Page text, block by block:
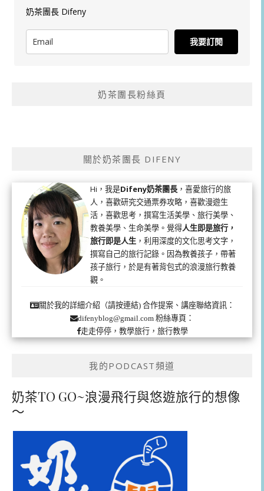
奶茶團長 Difeny
我要訂閱
奶茶團長粉絲頁
關於奶茶團長 DIFENY
Hi，我是Difeny奶茶團長 ，喜愛旅行的旅
人，喜歡研究交通票券攻略，喜歡漫遊生
活，喜歡思考，撰寫生活美學、旅行美學、
教養美學、生命美學。覺得人生即是旅行，
旅行即是人生 ，利用深度的文化思考文字，
撰寫自己的旅行記錄。因為教養孩子，帶著
孩子旅行，於是有著背包式的浪漫旅行教養
觀。
關於我的詳細介紹（請按連結)合作提案、講座聯絡資訊：
difenyblog@gmail.com 粉絲專頁：
走走停停，教學旅行，旅行教學
我的PODCAST頻道
奶茶TO GO~浪漫飛行與悠遊旅行的想像
～